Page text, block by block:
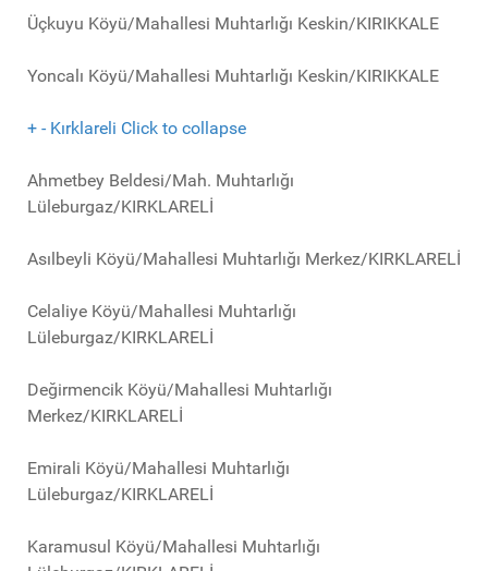
Üçkuyu Köyü/Mahallesi Muhtarlığı Keskin/KIRIKKALE
Yoncalı Köyü/Mahallesi Muhtarlığı Keskin/KIRIKKALE
+ - Kırklareli Click to collapse
Ahmetbey Beldesi/Mah. Muhtarlığı
Lüleburgaz/KIRKLARELİ
Asılbeyli Köyü/Mahallesi Muhtarlığı Merkez/KIRKLARELİ
Celaliye Köyü/Mahallesi Muhtarlığı
Lüleburgaz/KIRKLARELİ
Değirmencik Köyü/Mahallesi Muhtarlığı
Merkez/KIRKLARELİ
Emirali Köyü/Mahallesi Muhtarlığı
Lüleburgaz/KIRKLARELİ
Karamusul Köyü/Mahallesi Muhtarlığı